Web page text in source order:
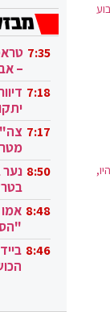
7:35
–
7:18
7:17
8:50
8:48
8:46